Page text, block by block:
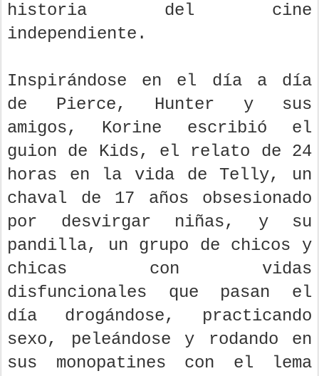
historia del cine
independiente.
Inspirándose en el día a día
de Pierce, Hunter y sus
amigos, Korine escribió el
guion de Kids, el relato de 24
horas en la vida de Telly, un
chaval de 17 años obsesionado
por desvirgar niñas, y su
pandilla, un grupo de chicos y
chicas con vidas
disfuncionales que pasan el
día drogándose, practicando
sexo, peleándose y rodando en
sus monopatines con el lema